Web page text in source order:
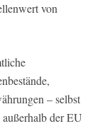
von
– selbst
der EU